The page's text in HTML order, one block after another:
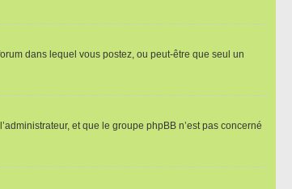
dans lequel vous postez, ou peut-être que seul un
et que le groupe phpBB n’est pas concerné